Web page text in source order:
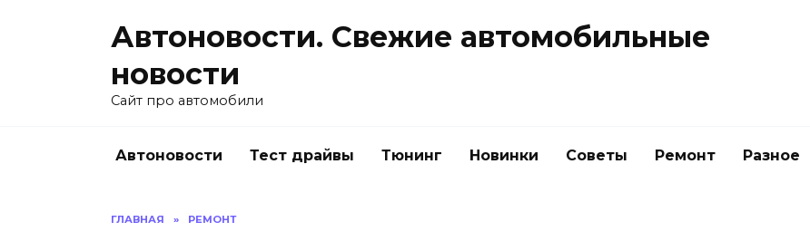
Автоновости. Свежие автомобильные
новости
Сайт про автомобили
Автоновости Тест драйвы Тюнинг Новинки Советы Ремонт Разное
ГЛАВНАЯ » РЕМОНТ